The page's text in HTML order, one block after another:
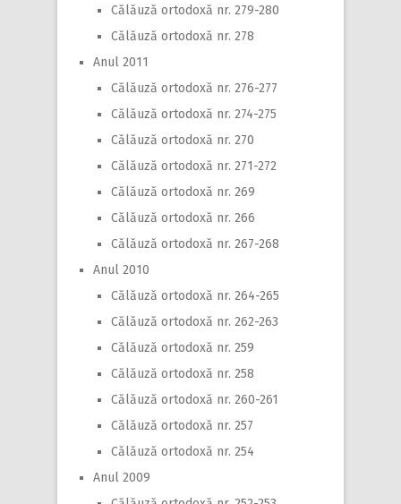
Călăuză ortodoxă nr. 279-280
Călăuză ortodoxă nr. 278
Anul 2011
Călăuză ortodoxă nr. 276-277
Călăuză ortodoxă nr. 274-275
Călăuză ortodoxă nr. 270
Călăuză ortodoxă nr. 271-272
Călăuză ortodoxă nr. 269
Călăuză ortodoxă nr. 266
Călăuză ortodoxă nr. 267-268
Anul 2010
Călăuză ortodoxă nr. 264-265
Călăuză ortodoxă nr. 262-263
Călăuză ortodoxă nr. 259
Călăuză ortodoxă nr. 258
Călăuză ortodoxă nr. 260-261
Călăuză ortodoxă nr. 257
Călăuză ortodoxă nr. 254
Anul 2009